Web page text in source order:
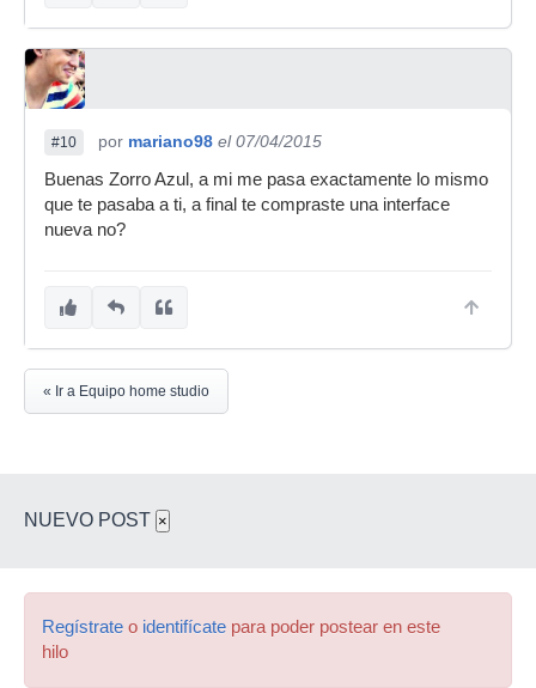
#10 por mariano98 el 07/04/2015
Buenas Zorro Azul, a mi me pasa exactamente lo mismo
que te pasaba a ti, a final te compraste una interface
nueva no?
« Ir a Equipo home studio
NUEVO POST ×
Regístrate o identifícate para poder postear en este
hilo